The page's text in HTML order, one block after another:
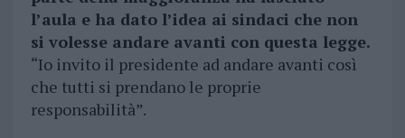
l’aula e ha dato l’idea ai sindaci che non
si volesse andare avanti con questa legge.
“Io invito il presidente ad andare avanti così
che tutti si prendano le proprie
responsabilità”.